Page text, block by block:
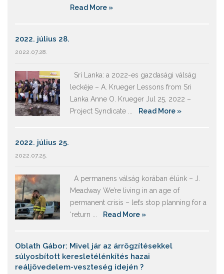
Read More »
2022. július 28.
2022.07.28.
Srí Lanka: a 2022-es gazdasági válság
leckéje – A. Krueger Lessons from Sri
Lanka Anne O. Krueger Jul 25, 2022 –
Project Syndicate ... Read More »
2022. július 25.
2022.07.25.
A permanens válság korában élünk – J.
Meadway We’re living in an age of
permanent crisis – let’s stop planning for a
‘return ... Read More »
Oblath Gábor: Mivel jár az árrögzítésekkel
súlyosbított keresletélénkítés hazai
reáljövedelem-veszteség idején ?